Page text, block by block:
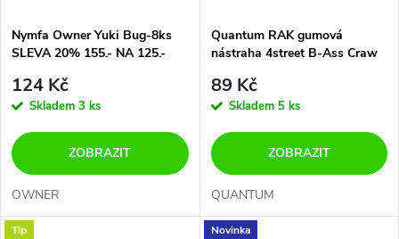
Nymfa Owner Yuki Bug-8ks
SLEVA 20% 155.- NA 125.-
124 Kč
Skladem 3 ks
ZOBRAZIT
OWNER
Quantum RAK gumová
nástraha 4street B-Ass Craw
NA 89.- KČ
89 Kč
Skladem 5 ks
ZOBRAZIT
QUANTUM
Tip
Novinka